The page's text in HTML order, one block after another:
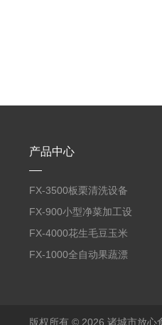
产品中心
FX-3500板栗清洗设备
全自动气泡清洗机
FX-900小型净菜加工设
备野菜清洗机
FX-4000花生毛豆玉米
蒸煮漂烫机
FX-1000全自动果蔬漂
版权所有 © 2026 诸城市放心